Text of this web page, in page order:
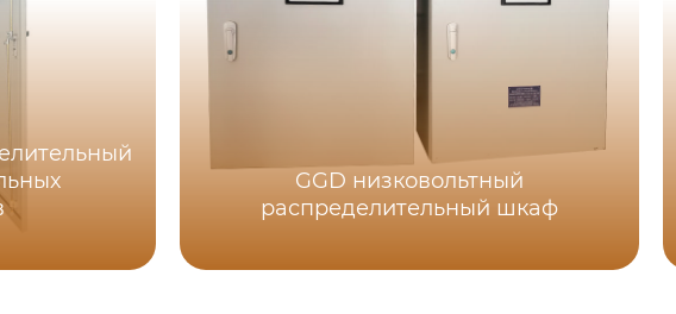
GGD низковольтный
распределительный шкаф